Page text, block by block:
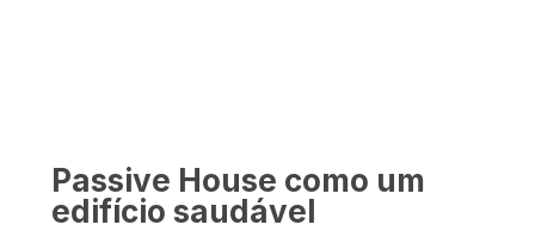
Passive House como um
edifício saudável